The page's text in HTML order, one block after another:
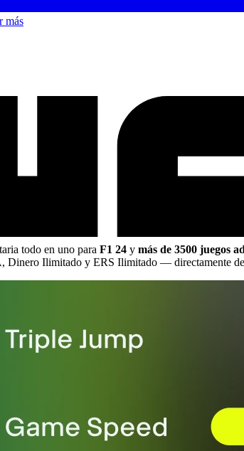
más
todo en uno para F1 24 y más de 3500 juegos
Dinero Ilimitado y ERS Ilimitado — directamente